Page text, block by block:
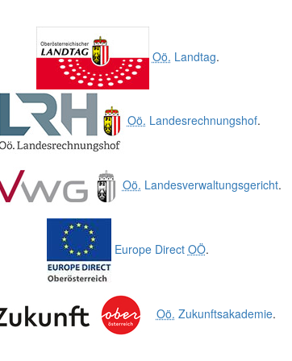
Oö. Landtag.
Oö. Landesrechnungshof.
Oö. Landesverwaltungsgericht.
Europe Direct OÖ.
Oö. Zukunftsakademie.